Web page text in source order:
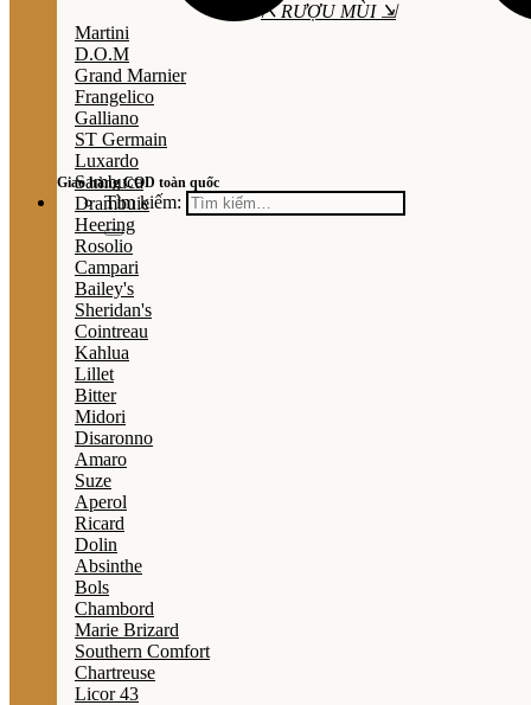
Giao hàng COD toàn quốc
Tìm kiếm:
⇱ RƯỢU MÙI ⇲
Martini
D.O.M
Grand Marnier
Frangelico
Galliano
ST Germain
Luxardo
Sambuca
Drambuie
Heering
Rosolio
Campari
Bailey's
Sheridan's
Cointreau
Kahlua
Lillet
Bitter
Midori
Disaronno
Amaro
Suze
Aperol
Ricard
Dolin
Absinthe
Bols
Chambord
Marie Brizard
Southern Comfort
Chartreuse
Licor 43